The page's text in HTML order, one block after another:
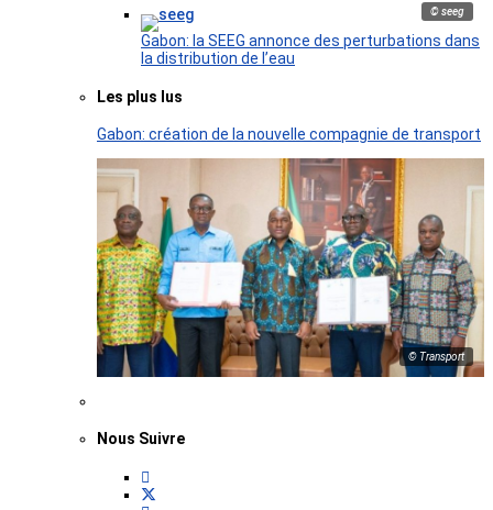
© seeg
Gabon: la SEEG annonce des perturbations dans
la distribution de l’eau
Les plus lus
Gabon: création de la nouvelle compagnie de transport
© Transport
Nous Suivre